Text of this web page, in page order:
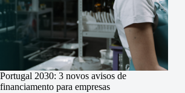
Portugal 2030: 3 novos avisos de
financiamento para empresas